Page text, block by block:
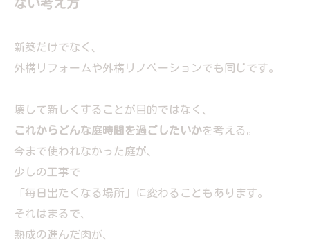
ない考え方
新築だけでなく、
外構リフォームや外構リノベーションでも同じです。
壊して新しくすることが目的ではなく、
これからどんな庭時間を過ごしたいかを考える。
今まで使われなかった庭が、
少しの工事で
「毎日出たくなる場所」に変わることもあります。
それはまるで、
熟成の進んだ肉が、